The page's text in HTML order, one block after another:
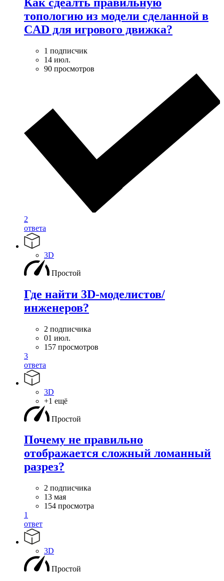
топологию из модели сделанной в
CAD для игрового движка?
1 подписчик
14 июл.
90 просмотров
2
ответа
3D
Простой
Где найти 3D-моделистов/
инженеров?
2 подписчика
01 июл.
157 просмотров
3
ответа
3D
+1 ещё
Простой
Почему не правильно
отображается сложный ломанный
разрез?
2 подписчика
13 мая
154 просмотра
1
ответ
3D
Простой